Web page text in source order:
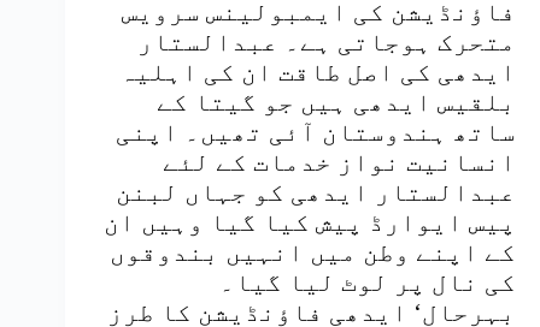
فاؤنڈیشن کی ایمبولینس سرویس
متحرک ہوجاتی ہے۔ عبدالستار
ایدھی کی اصل طاقت ان کی اہلیہ
بلقیس ایدھی ہیں جو گیتا کے
ساتھ ہندوستان آئی تھیں۔ اپنی
انسانیت نواز خدمات کے لئے
عبدالستار ایدھی کو جہاں لبنن
پیس ایوارڈ پیش کیا گیا وہیں ان
کے اپنے وطن میں انہیں بندوقوں
کی نال پر لوٹ لیا گیا۔
بہرحال‘ ایدھی فاؤنڈیشن کا طرز